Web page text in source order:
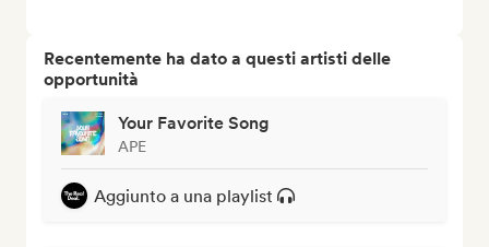
Recentemente ha dato a questi artisti delle
opportunità
Your Favorite Song
APE
Aggiunto a una playlist